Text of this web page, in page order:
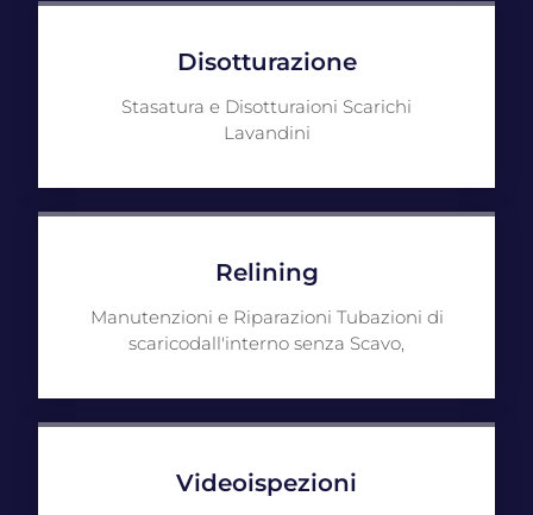
Disotturazione
Stasatura e Disotturaioni Scarichi
Lavandini
Relining
Manutenzioni e Riparazioni Tubazioni di
scaricodall'interno senza Scavo,
Videoispezioni